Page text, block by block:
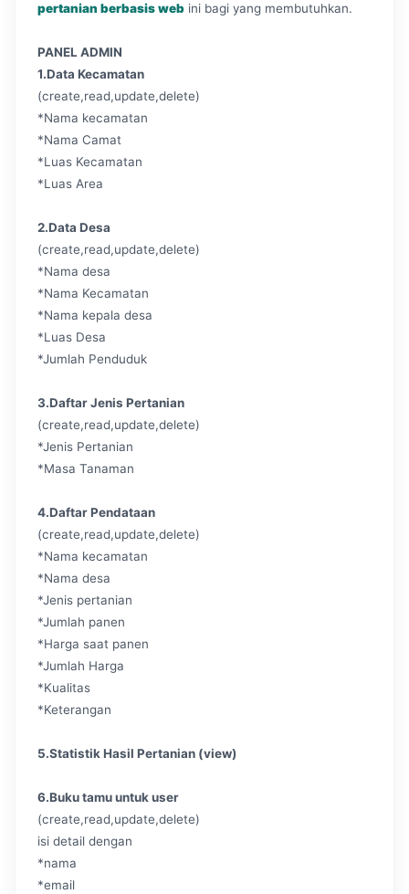
pertanian berbasis web ini bagi yang membutuhkan.
PANEL ADMIN
1.Data Kecamatan
(create,read,update,delete)
*Nama kecamatan
*Nama Camat
*Luas Kecamatan
*Luas Area
2.Data Desa
(create,read,update,delete)
*Nama desa
*Nama Kecamatan
*Nama kepala desa
*Luas Desa
*Jumlah Penduduk
3.Daftar Jenis Pertanian
(create,read,update,delete)
*Jenis Pertanian
*Masa Tanaman
4.Daftar Pendataan
(create,read,update,delete)
*Nama kecamatan
*Nama desa
*Jenis pertanian
*Jumlah panen
*Harga saat panen
*Jumlah Harga
*Kualitas
*Keterangan
5.Statistik Hasil Pertanian (view)
6.Buku tamu untuk user
(create,read,update,delete)
isi detail dengan
*nama
*email